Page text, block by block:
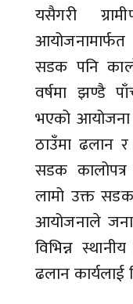
यसैगरी
सडक पनि
वर्षमा झण्डै
भएको
ठाउँमा ढलान र
सडक
लामो उक्त
आयोजनाले
विभिन्न
ढलान कार्यलाई